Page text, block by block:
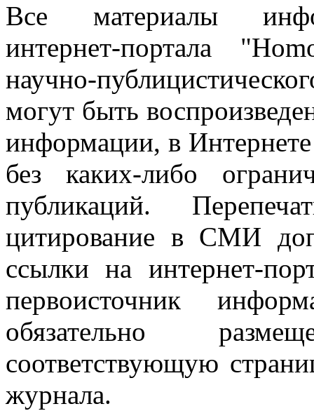
Все материалы
интернет-портала
научно-
могут быть
информации, в
без каких-либо
публикаций.
цитирование в СМИ
ссылки на интернет-
первоисточник
обязательно
соответствующую
журнала.